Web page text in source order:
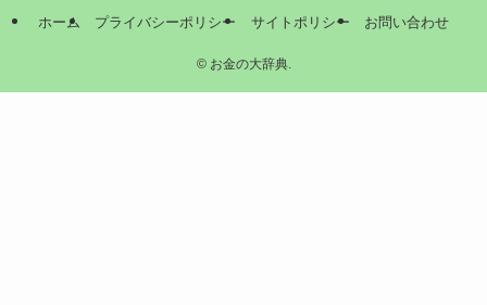
ホーム プライバシーポリシー サイトポリシー お問い合わせ
©お金の大辞典.